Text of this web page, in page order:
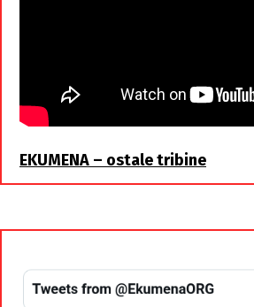
EKUMENA – ostale tribine